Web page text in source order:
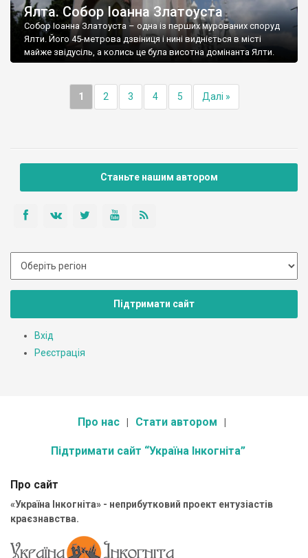
Ялта. Собор Іоанна Златоуста
Собор Іоанна Златоуста – одна із перших мурованих споруд
Ялти. Його 45-метрова дзвіниця і нині видніється в місті
майже звідусіль, а колись це була висотна домінанта Ялти.
1 2 3 4 5 Далі »
Станьте нашим автором
Підтримати сайт
Вхід
Реєстрація
Про нас Стати автором
Підтримати сайт “Україна Інкогніта”
Про сайт
«Україна Інкогніта» - неприбутковий проект ентузіастів
краєзнавства.